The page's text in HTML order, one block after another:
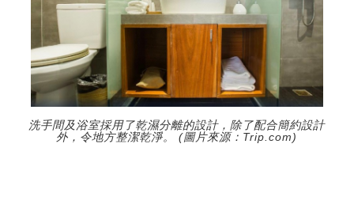
洗手間及浴室採用了乾濕分離的設計，除了配合簡約設計
外，令地方整潔乾淨。 (圖片來源：Trip.com)